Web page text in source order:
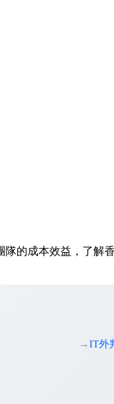
的成本效益，了解
IT外